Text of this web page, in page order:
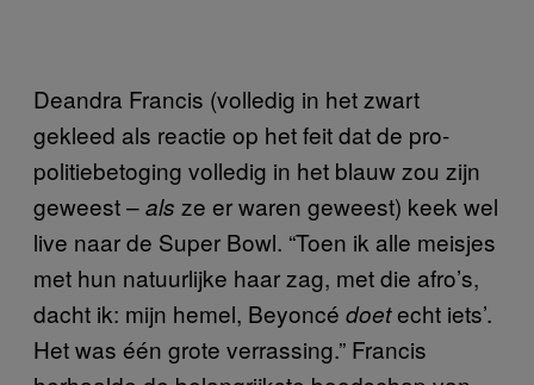
Deandra Francis (volledig in het zwart
gekleed als reactie op het feit dat de pro-
politiebetoging volledig in het blauw zou zijn
geweest –als ze er waren geweest) keek wel
live naar de Super Bowl. “Toen ik alle meisjes
met hun natuurlijke haar zag, met die afro’s,
dacht ik: mijn hemel, Beyoncé doetecht iets’.
Het was één grote verrassing.” Francis